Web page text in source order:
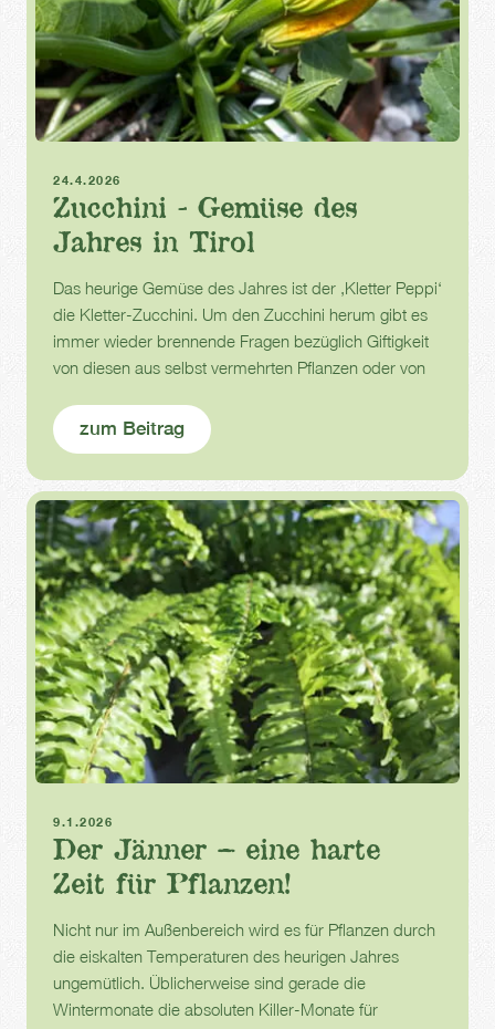
24.4.2026
Zucchini - Gemüse des
Jahres in Tirol
Das heurige Gemüse des Jahres ist der ‚Kletter Peppi‘
die Kletter-Zucchini. Um den Zucchini herum gibt es
immer wieder brennende Fragen bezüglich Giftigkeit
von diesen aus selbst vermehrten Pflanzen oder von
zum Beitrag
9.1.2026
Der Jänner – eine harte
Zeit für Pflanzen!
Nicht nur im Außenbereich wird es für Pflanzen durch
die eiskalten Temperaturen des heurigen Jahres
ungemütlich. Üblicherweise sind gerade die
Wintermonate die absoluten Killer-Monate für